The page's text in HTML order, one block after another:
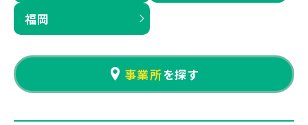
福岡
事業所を探す